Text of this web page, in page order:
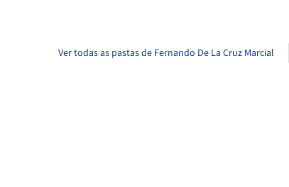
Ver todas as pastas de Fernando De La Cruz Marcial